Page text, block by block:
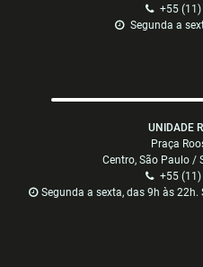
+55
Segunda a
UNIDADE
Praça
Centro, São Paulo /
+55
Segunda a sexta, das 9h às